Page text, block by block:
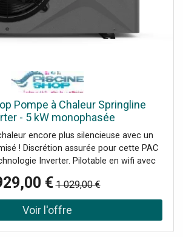
Pompe à Chaleur Springline
- 5 kW monophasée
encore plus silencieuse avec un
! Discrétion assurée pour cette PAC
Inverter. Pilotable en wifi avec
Eco-Silence et Smart.
€ 1 029,00 €